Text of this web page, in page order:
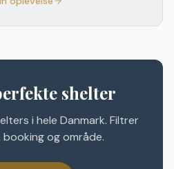
shelter
i hele Danmark. Filtrer
og område.